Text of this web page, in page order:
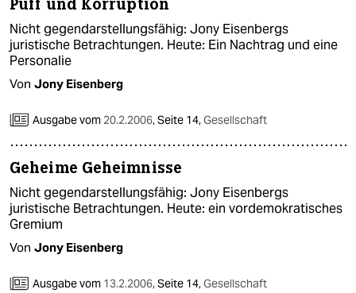
Puff und Korruption
Nicht gegendarstellungsfähig: Jony Eisenbergs
juristische Betrachtungen. Heute: Ein Nachtrag und eine
Personalie
Von Jony Eisenberg
Ausgabe vom 20.2.2006,Seite 14,Gesellschaft
Geheime Geheimnisse
Nicht gegendarstellungsfähig: Jony Eisenbergs
juristische Betrachtungen. Heute: ein vordemokratisches
Gremium
Von Jony Eisenberg
Ausgabe vom 13.2.2006,Seite 14,Gesellschaft